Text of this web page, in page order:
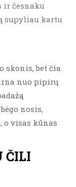
ir česnaku
supyliau kartu
skonis, bet čia
nuo pipirų
nosis,
o visas kūnas
ČILI